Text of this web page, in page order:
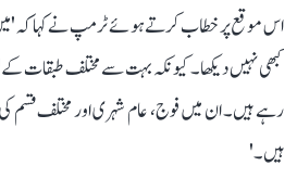
اس موقع پر خطاب کرتے ہوئے ٹرمپ نے کہا کہ
کبھی نہیں دیکھا۔ کیونکہ بہت سے مختلف طبقات
رہے ہیں۔ ان میں فوج، عام شہری اور مختلف قسم
ہیں۔'